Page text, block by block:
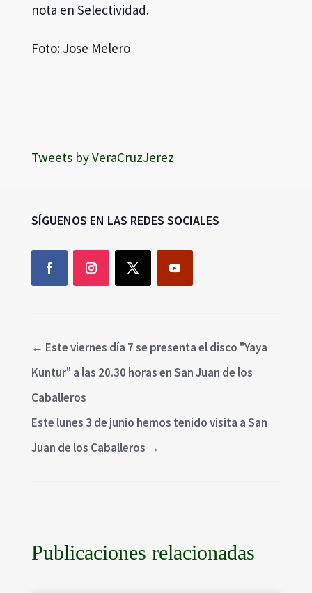
nota en Selectividad.
Foto: Jose Melero
Tweets by VeraCruzJerez
SÍGUENOS EN LAS REDES SOCIALES
← Este viernes día 7 se presenta el disco "Yaya
Kuntur" a las 20.30 horas en San Juan de los
Caballeros
Este lunes 3 de junio hemos tenido visita a San
Juan de los Caballeros →
Publicaciones relacionadas